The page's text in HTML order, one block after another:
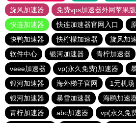
旋风加速器
免费vps加速器外网苹果版
快连加速器
快连加速器官网入口
快鸭加速器
快柠檬加速器 旋风加
软件中心
银河加速器 青柠加速器
veee加速器
vp(永久免费)加速器
银河加速器
海外梯子官网 1元机场
银河加速器
暴雪加速器 海鸥加速
青柠加速器
abc加速器
vp(永久免